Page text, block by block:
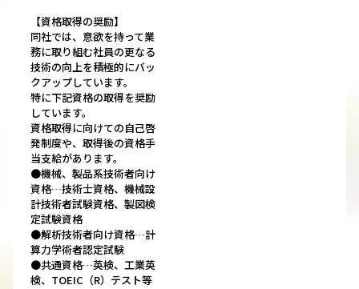
【資格取得の奨励】
同社では、意欲を持って業
務に取り組む社員の更なる
技術の向上を積極的にバッ
クアップしています。
特に下記資格の取得を奨励
しています。
資格取得に向けての自己啓
発制度や、取得後の資格手
当支給があります。
●機械、製品系技術者向け
資格…技術士資格、機械設
計技術者試験資格、製図検
定試験資格
●解析技術者向け資格…計
算力学術者認定試験
●共通資格…英検、工業英
検、TOEIC（R）テスト等